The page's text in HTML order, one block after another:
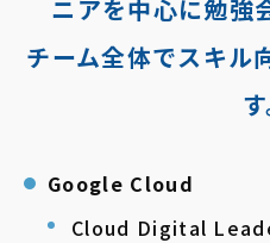
ニアを中心に勉強
チーム全体でスキル
す
Google Cloud
Cloud Digital